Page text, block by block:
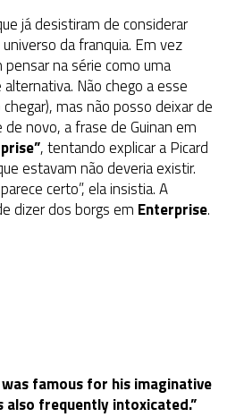
já desistiram de considerar
da franquia. Em vez
na série como uma
Não chego a esse
mas não posso deixar de
novo, a frase de Guinan em
, tentando explicar a Picard
estavam não deveria existir.
certo”, ela insistia. A
dizer dos borgs em Enterprise.
famous for his imaginative
also frequently intoxicated.”